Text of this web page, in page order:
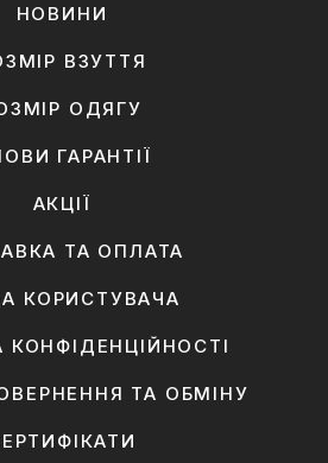
НОВИНИ
ВЗУТТЯ
ОДЯГУ
ГАРАНТІЇ
АКЦІЇ
ТА ОПЛАТА
КОРИСТУВАЧА
КОНФІДЕНЦІЙНОСТІ
ТА ОБМІНУ